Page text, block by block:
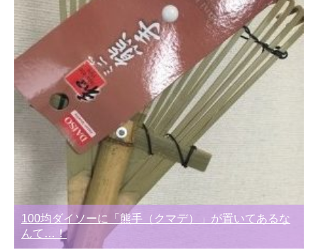
100均ダイソーに「熊手（クマデ）」が置いてあるな
んて…！